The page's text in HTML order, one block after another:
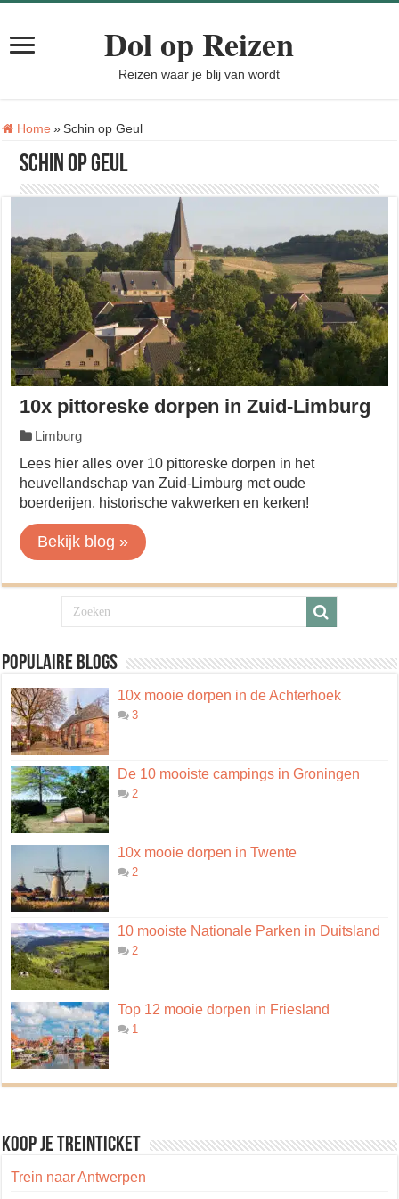
Dol op Reizen
Reizen waar je blij van wordt
Home » Tag:
Schin op Geul
Schin op Geul
10x pittoreske dorpen in Zuid-Limburg
Limburg
Lees hier alles over 10 pittoreske dorpen in het
heuvellandschap van Zuid-Limburg met oude
boerderijen, historische vakwerken en kerken!
Bekijk blog »
Populaire blogs
10x mooie dorpen in de Achterhoek
3
De 10 mooiste campings in Groningen
2
10x mooie dorpen in Twente
2
10 mooiste Nationale Parken in Duitsland
2
Top 12 mooie dorpen in Friesland
1
Koop je treinticket
Trein naar Antwerpen